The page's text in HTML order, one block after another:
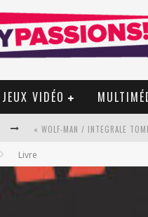
JEUX VIDÉO
« WOLF-MAN / INTEGRALE
Livre